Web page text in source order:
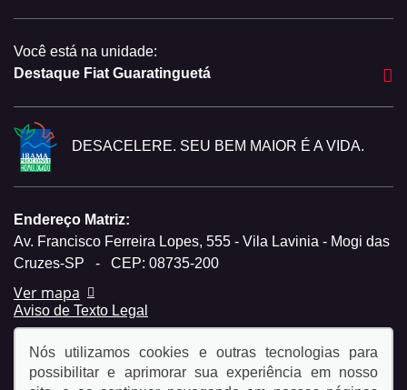
Você está na unidade:
Destaque Fiat Guaratinguetá
DESACELERE. SEU BEM MAIOR É A VIDA.
Endereço Matriz:
Av. Francisco Ferreira Lopes, 555 - Vila Lavinia - Mogi das
Cruzes-SP
- CEP: 08735-200
Ver mapa
Aviso de Texto Legal
Nós utilizamos cookies e outras tecnologias para
possibilitar e aprimorar sua experiência em nosso